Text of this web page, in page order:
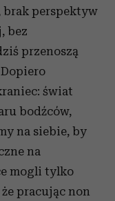
brak perspektyw
bez
przenoszą
świat
bodźców,
na siebie, by
na
mogli tylko
pracując non